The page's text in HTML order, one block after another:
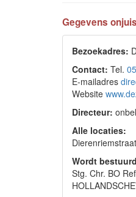
Gegevens
Bezoekadres:
Contact: Tel.
E-mailadres
Website
Directeur:
Alle locaties:
Wordt
Stg. Chr. BO